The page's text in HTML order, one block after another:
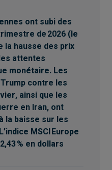
ont subi des
de 2026 (le
la hausse des prix
attentes
monétaire. Les
contre les
ainsi que les
en Iran, ont
la baisse sur les
MSCI Europe
% en dollars